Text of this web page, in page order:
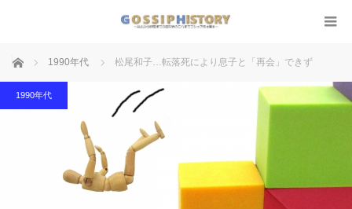
ホーム 1990年代 松尾和子…転落死により息子と「再会」できず
1990年代